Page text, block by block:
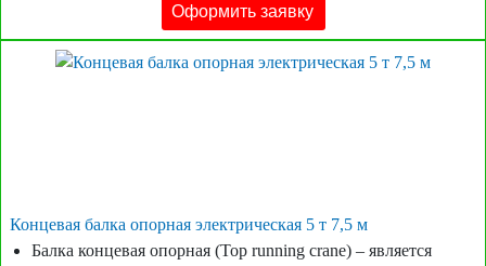
Оформить заявку
Концевая балка опорная электрическая 5 т 7,5 м
Балка концевая опорная (Top running crane) – является